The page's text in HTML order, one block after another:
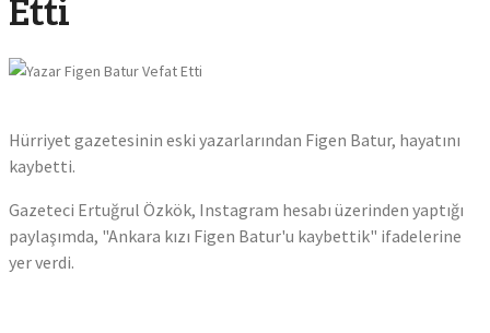
Dikkat:
Hürriyet gazetesinin eski yazarlarından Figen Batur, hayatını
kaybetti.
Gazeteci Ertuğrul Özkök, Instagram hesabı üzerinden yaptığı
paylaşımda, "Ankara kızı Figen Batur'u kaybettik" ifadelerine
yer verdi.